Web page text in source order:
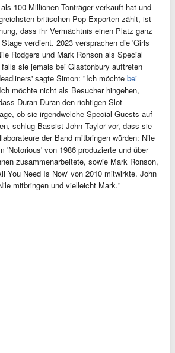
100 Millionen Tonträger verkauft hat und
britischen Pop-Exporten zählt, ist
dass ihr Vermächtnis einen Platz ganz
verdient. 2023 versprachen die 'Girls
Rodgers und Mark Ronson als Special
sie jemals bei Glastonbury auftreten
sagte Simon: "Ich möchte bei
möchte nicht als Besucher hingehen,
Duran Duran den richtigen Slot
ob sie irgendwelche Special Guests auf
schlug Bassist John Taylor vor, dass sie
der Band mitbringen würden: Nile
'Notorious' von 1986 produzierte und über
zusammenarbeitete, sowie Mark Ronson,
You Need Is Now' von 2010 mitwirkte. John
mitbringen und vielleicht Mark."